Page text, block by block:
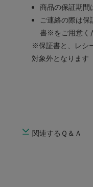
商品の保証期間
ご連絡の際は
書※をご用意く
※保証書と、レシ
対象外となります
関連するＱ＆Ａ